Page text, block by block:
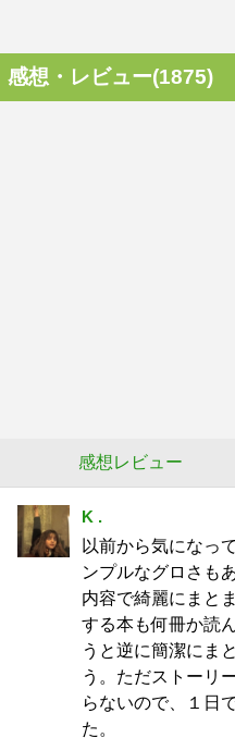
感想・レビュー(1875)
感想レビュー
K .
以前から気になっ
ンプルなグロさも
内容で綺麗にまと
する本も何冊か読
うと逆に簡潔にま
う。ただストーリ
らないので、１日
た。